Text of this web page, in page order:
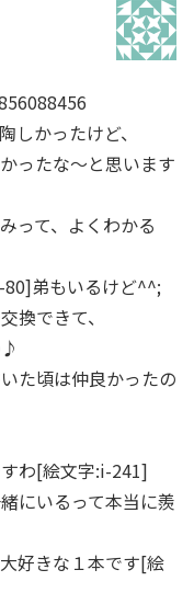
しかったけど、
ったな～と思います
って、よくわかる
弟もいるけど^^;
換できて、
た頃は仲良かったの
わ[絵文字:i-241]
にいるって本当に羨
好きな１本です[絵